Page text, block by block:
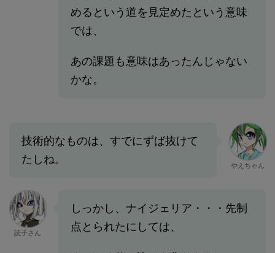
めるという道を見定めたという意味
では、
あの課題も意味はあったんじゃない
かな。
技術的なものは、すでにずば抜けて
たしね。
やえちゃん
読子さん
しっかし、ナイジェリア・・・先制
点とられたにしては、